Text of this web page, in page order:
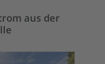
aus der